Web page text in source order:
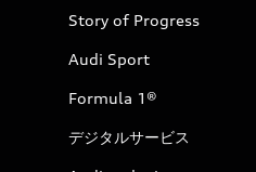
Story of Progress
Audi Sport
Formula 1®
デジタルサービス